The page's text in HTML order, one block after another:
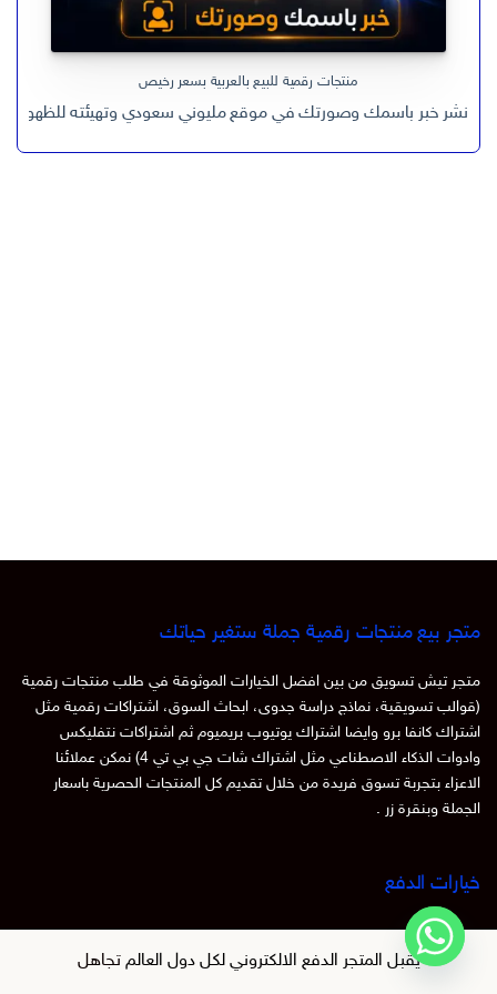
يقبل المتجر الدفع الالكتروني لكل دول العالمتجاهل
منتجات رقمية للبيع بالعربية بسعر رخيص
نشر خبر باسمك وصورتك في موقع مليوني سعودي وتهيئته للظهور
متجر بيع منتجات رقمية جملة ستغير حياتك
متجر تيش تسويق من بين افضل الخيارات الموثوقة في طلب منتجات رقمية
(قوالب تسويقية، نماذج دراسة جدوى، ابحاث السوق، اشتراكات رقمية مثل
اشتراك كانفا برو وايضا اشتراك يوتيوب بريميوم ثم اشتراكات نتفليكس
وادوات الذكاء الاصطناعي مثل اشتراك شات جي بي تي 4) نمكن عملائنا
الاعزاء بتجربة تسوق فريدة من خلال تقديم كل المنتجات الحصرية باسعار
الجملة وبنقرة زر .
خيارات الدفع